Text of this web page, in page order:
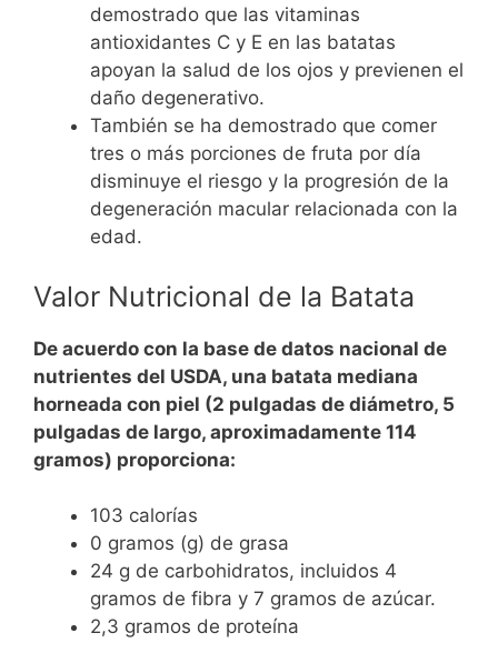
demostrado que las vitaminas
antioxidantes C y E en las batatas
apoyan la salud de los ojos y previenen el
daño degenerativo.
También se ha demostrado que comer
tres o más porciones de fruta por día
disminuye el riesgo y la progresión de la
degeneración macular relacionada con la
edad.
Valor Nutricional de la Batata
De acuerdo con la base de datos nacional de
nutrientes del USDA, una batata mediana
horneada con piel (2 pulgadas de diámetro, 5
pulgadas de largo, aproximadamente 114
gramos) proporciona:
103 calorías
0 gramos (g) de grasa
24 g de carbohidratos, incluidos 4
gramos de fibra y 7 gramos de azúcar.
2,3 gramos de proteína